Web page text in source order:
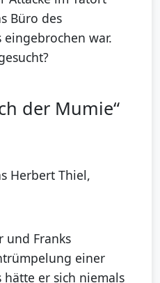
Büro des
war.
der Mumie“
Herbert Thiel,
und Franks
einer
er sich niemals